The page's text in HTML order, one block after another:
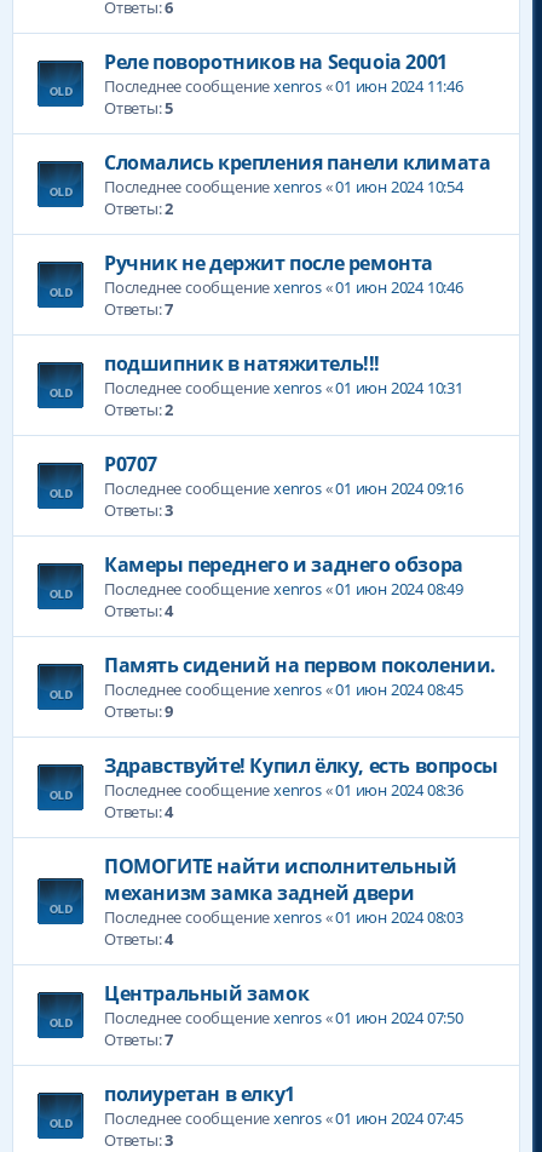
Ответы:6
Реле поворотников на Sequoia 2001
Последнее сообщениеxenros«01 июн 2024 11:46
Ответы:5
Сломались крепления панели климата
Последнее сообщениеxenros«01 июн 2024 10:54
Ответы:2
Ручник не держит после ремонта
Последнее сообщениеxenros«01 июн 2024 10:46
Ответы:7
подшипник в натяжитель!!!
Последнее сообщениеxenros«01 июн 2024 10:31
Ответы:2
P0707
Последнее сообщениеxenros«01 июн 2024 09:16
Ответы:3
Камеры переднего и заднего обзора
Последнее сообщениеxenros«01 июн 2024 08:49
Ответы:4
Память сидений на первом поколении.
Последнее сообщениеxenros«01 июн 2024 08:45
Ответы:9
Здравствуйте! Купил ёлку, есть вопросы
Последнее сообщениеxenros«01 июн 2024 08:36
Ответы:4
ПОМОГИТЕ найти исполнительный
механизм замка задней двери
Последнее сообщениеxenros«01 июн 2024 08:03
Ответы:4
Центральный замок
Последнее сообщениеxenros«01 июн 2024 07:50
Ответы:7
полиуретан в елку1
Последнее сообщениеxenros«01 июн 2024 07:45
Ответы:3